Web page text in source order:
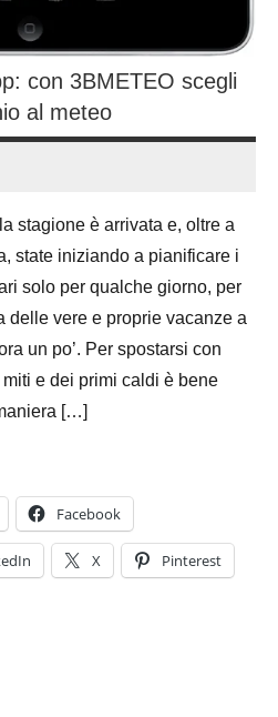
con 3BMETEO scegli
al meteo
stagione è arrivata e, oltre a
state iniziando a pianificare i
solo per qualche giorno, per
delle vere e proprie vacanze a
un po’. Per spostarsi con
miti e dei primi caldi è bene
[…]
Facebook
X Pinterest